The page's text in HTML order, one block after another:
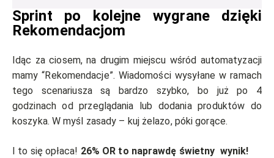
Sprint po kolejne wygrane dzięki
Rekomendacjom
Idąc za ciosem, na drugim miejscu wśród automatyzacji
mamy “Rekomendacje”. Wiadomości wysyłane w ramach
tego scenariusza są bardzo szybko, bo już po 4
godzinach od przeglądania lub dodania produktów do
koszyka. W myśl zasady – kuj żelazo, póki gorące.
I to się opłaca! 26% OR to naprawdę świetny wynik!